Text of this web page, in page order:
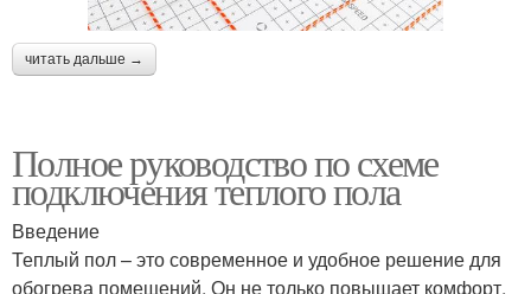
читать дальше →
Полное руководство по схеме
подключения теплого пола
Введение
Теплый пол – это современное и удобное решение для
обогрева помещений. Он не только повышает комфорт,